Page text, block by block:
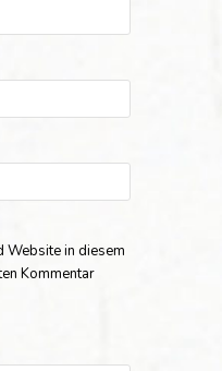
Website in diesem
Kommentar